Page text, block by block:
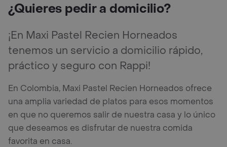
¿Quieres pedir a domicilio?
¡En Maxi Pastel Recien Horneados
tenemos un servicio a domicilio rápido,
práctico y seguro con Rappi!
En Colombia, Maxi Pastel Recien Horneados ofrece
una amplia variedad de platos para esos momentos
en que no queremos salir de nuestra casa y lo único
que deseamos es disfrutar de nuestra comida
favorita en casa.